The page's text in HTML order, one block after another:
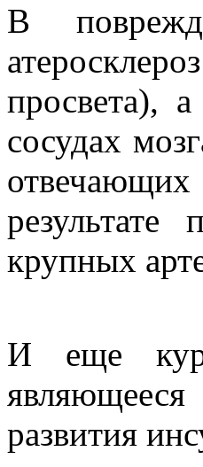
В
просвета),
сосудах
крупных
И еще
развития